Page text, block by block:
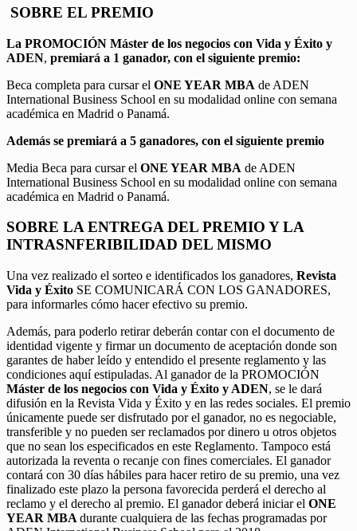
SOBRE EL PREMIO
La PROMOCIÓN Máster de los negocios con Vida y Éxito y
ADEN, premiará a 1 ganador, con el siguiente premio:
Beca completa para cursar el ONE YEAR MBA de ADEN
International Business School en su modalidad online con semana
académica en Madrid o Panamá.
Además se premiará a 5 ganadores, con el siguiente premio
Media Beca para cursar el ONE YEAR MBA de ADEN
International Business School en su modalidad online con semana
académica en Madrid o Panamá.
SOBRE LA ENTREGA DEL PREMIO Y LA
INTRASNFERIBILIDAD DEL MISMO
Una vez realizado el sorteo e identificados los ganadores, Revista
Vida y Éxito SE COMUNICARÁ CON LOS GANADORES,
para informarles cómo hacer efectivo su premio.
Además, para poderlo retirar deberán contar con el documento de
identidad vigente y firmar un documento de aceptación donde son
garantes de haber leído y entendido el presente reglamento y las
condiciones aquí estipuladas. Al ganador de la PROMOCIÓN
Máster de los negocios con Vida y Éxito y ADEN, se le dará
difusión en la Revista Vida y Éxito y en las redes sociales. El premio
únicamente puede ser disfrutado por el ganador, no es negociable,
transferible y no pueden ser reclamados por dinero u otros objetos
que no sean los especificados en este Reglamento. Tampoco está
autorizada la reventa o recanje con fines comerciales. El ganador
contará con 30 días hábiles para hacer retiro de su premio, una vez
finalizado este plazo la persona favorecida perderá el derecho al
reclamo y el derecho al premio. El ganador deberá iniciar el ONE
YEAR MBA durante cualquiera de las fechas programadas por